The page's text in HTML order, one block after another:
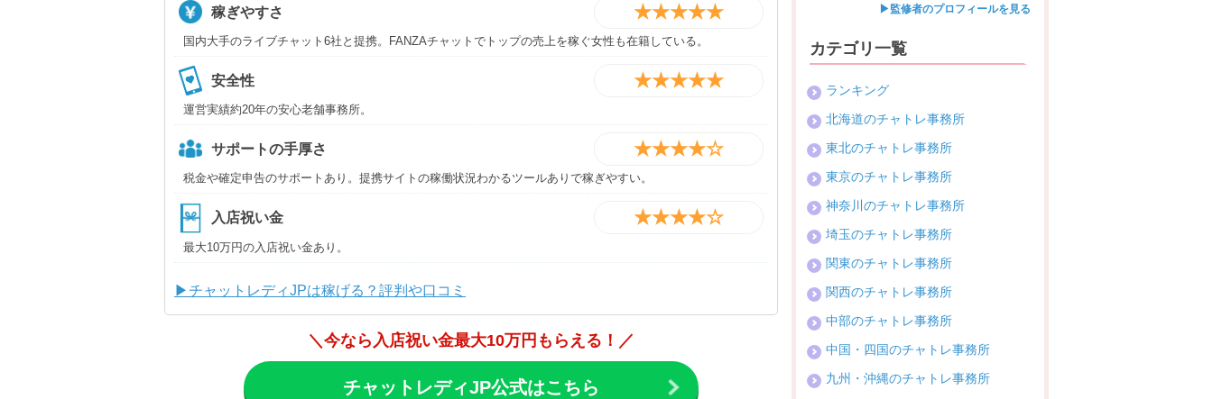
稼ぎやすさ ★★★★★
国内大手のライブチャット6社と提携。FANZAチャットでトップの売上を稼ぐ女性も在籍している。
安全性 ★★★★★
運営実績約20年の安心老舗事務所。
サポートの手厚さ ★★★★☆
税金や確定申告のサポートあり。提携サイトの稼働状況わかるツールありで稼ぎやすい。
入店祝い金 ★★★★☆
最大10万円の入店祝い金あり。
▶チャットレディJPは稼げる？評判や口コミ
＼今なら入店祝い金最大10万円もらえる！／
チャットレディJP公式はこちら
▶監修者のプロフィールを見る
カテゴリ一覧
ランキング
北海道のチャトレ事務所
東北のチャトレ事務所
東京のチャトレ事務所
神奈川のチャトレ事務所
埼玉のチャトレ事務所
関東のチャトレ事務所
関西のチャトレ事務所
中部のチャトレ事務所
中国・四国のチャトレ事務所
九州・沖縄のチャトレ事務所